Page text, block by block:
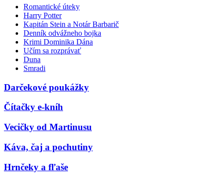
Romantické úteky
Harry Potter
Kapitán Stein a Notár Barbarič
Denník odvážneho bojka
Krimi Dominika Dána
Učím sa rozprávať
Duna
Smradi
Darčekové poukážky
Čítačky e-kníh
Vecičky od Martinusu
Káva, čaj a pochutiny
Hrnčeky a fľaše